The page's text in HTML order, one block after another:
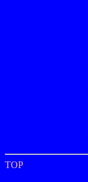
TOP